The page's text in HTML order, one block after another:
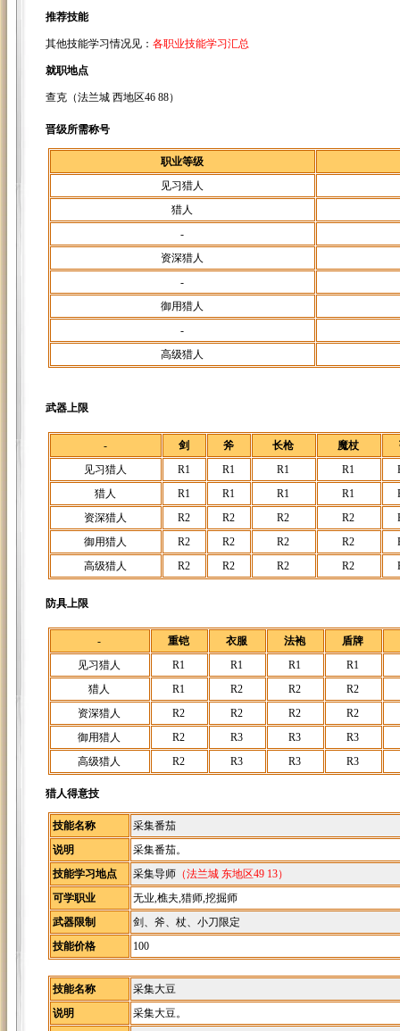
推荐技能
其他技能学习情况见： 各职业技能学习汇总
就职地点
查克（法兰城 西地区46 88）
晋级所需称号
职业等级
见习猎人
猎人
-
资深猎人
-
御用猎人
-
高级猎人
武器上限
- 剑 斧 长枪 魔杖
见习猎人
R1 R1 R1 R1
猎人
R1 R1 R1 R1
资深猎人
R2 R2 R2 R2
御用猎人
R2 R2 R2 R2
高级猎人
R2 R2 R2 R2
防具上限
- 重铠 衣服 法袍
盾牌
见习猎人
R1 R1 R1
R1
猎人
R1 R2 R2
R2
资深猎人
R2 R2 R2
R2
御用猎人
R2 R3 R3
R3
高级猎人
R2 R3 R3 R3
猎人得意技
技能名称
采集番茄
说明
采集番茄。
技能学习地点
采集导师 （法兰城 东地区49 13）
可学职业
无业,樵夫,猎师,挖掘师
武器限制
剑、斧、杖、小刀限定
技能价格
100
技能名称
采集大豆
说明
采集大豆。